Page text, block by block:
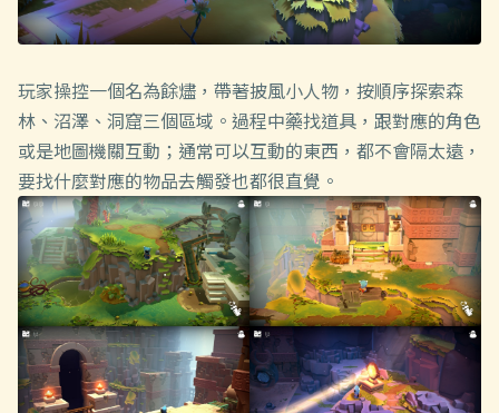
玩家操控一個名為餘燼，帶著披風小人物，按順序探索森
林、沼澤、洞窟三個區域。過程中藥找道具，跟對應的角色
或是地圖機關互動；通常可以互動的東西，都不會隔太遠，
要找什麼對應的物品去觸發也都很直覺。